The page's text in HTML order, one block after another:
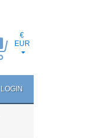
€
EUR
LOGIN